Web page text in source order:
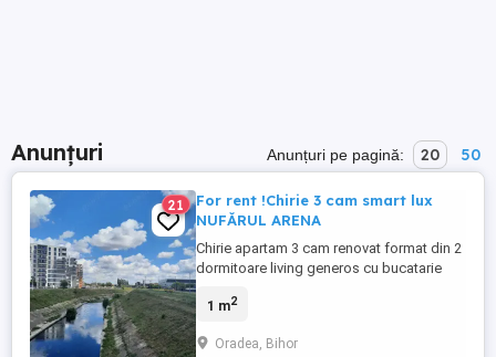
Anunțuri Anunțuri pe pagină: 20 50
21
For rent !Chirie 3 cam smart lux
NUFĂRUL ARENA
Chirie apartam 3 cam renovat format din 2
dormitoare living generos cu bucatarie
luat masa in curte plus spatii de
NUFARUL pret plus depozit o luna call or
1 m2
Oradea, Bihor